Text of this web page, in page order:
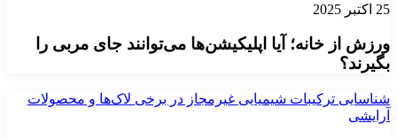
25 اکتبر 2025
ورزش از خانه؛ آیا اپلیکیشن‌ها می‌توانند جای مربی را
بگیرند؟
شناسایی ترکیبات شیمیایی غیرمجاز در برخی لاک‌ها و محصولات
آرایشی